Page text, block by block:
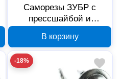
Саморезы ЗУБР с
прессшайбой и
металлу 4,2x32 мм,
PH2, 4000 шт, 4-
300210-42-032
В корзину
-18%